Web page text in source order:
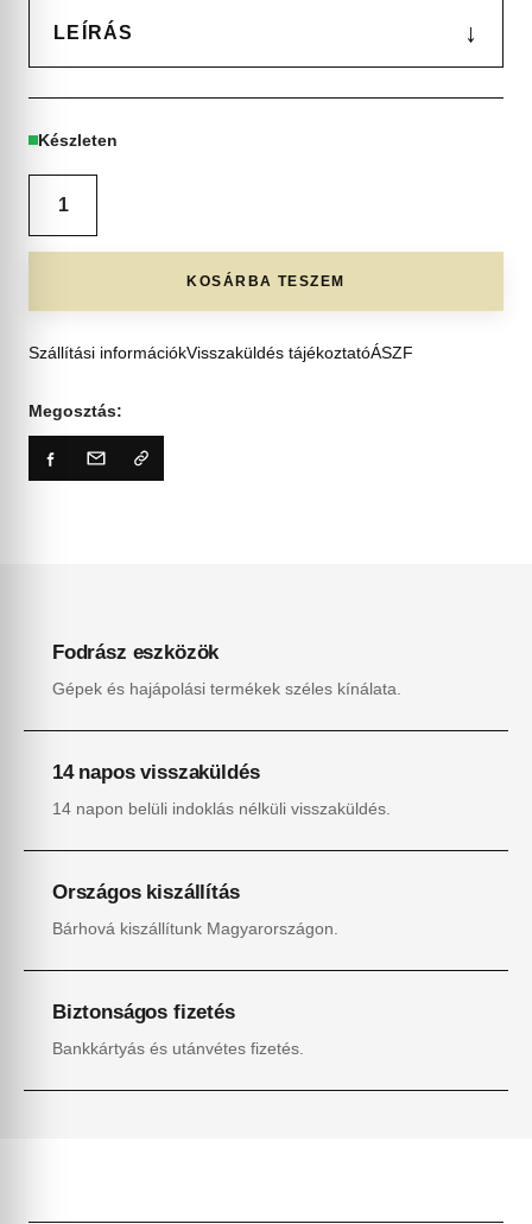
LEÍRÁS ↓
Készleten
KOSÁRBA TESZEM
Szállítási információkVisszaküldés tájékoztatóÁSZF
Megosztás:
Fodrász eszközök
Gépek és hajápolási termékek széles kínálata.
14 napos visszaküldés
14 napon belüli indoklás nélküli visszaküldés.
Országos kiszállítás
Bárhová kiszállítunk Magyarországon.
Biztonságos fizetés
Bankkártyás és utánvétes fizetés.